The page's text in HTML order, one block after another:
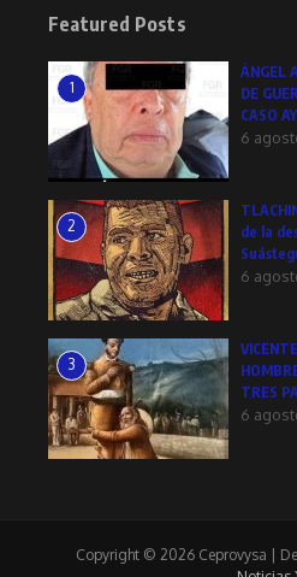
Featured Posts
1
ÁNGEL
DE
CASO
6
2
de la
6
3
TRES
6
Copyright © 2026 Ceprovysa |